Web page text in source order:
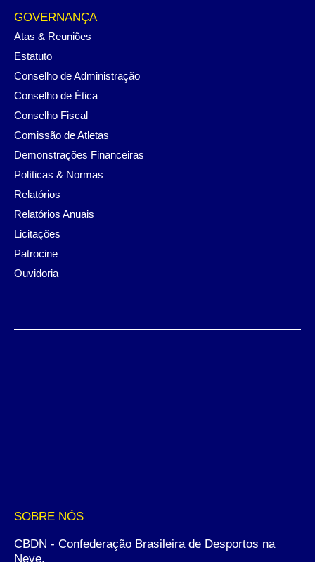
GOVERNANÇA
Atas & Reuniões
Estatuto
Conselho de Administração
Conselho de Ética
Conselho Fiscal
Comissão de Atletas
Demonstrações Financeiras
Políticas & Normas
Relatórios
Relatórios Anuais
Licitações
Patrocine
Ouvidoria
SOBRE NÓS
CBDN - Confederação Brasileira de Desportos na
Neve.